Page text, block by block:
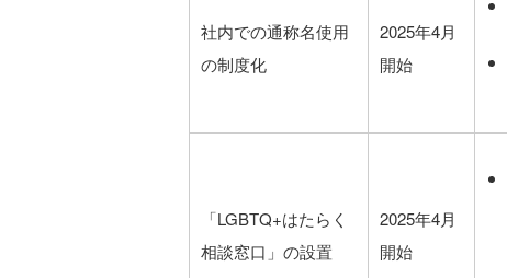
社内での通称名使用
の制度化
2025年4月
開始
「LGBTQ+はたらく
相談窓口」の設置
2025年4月
開始